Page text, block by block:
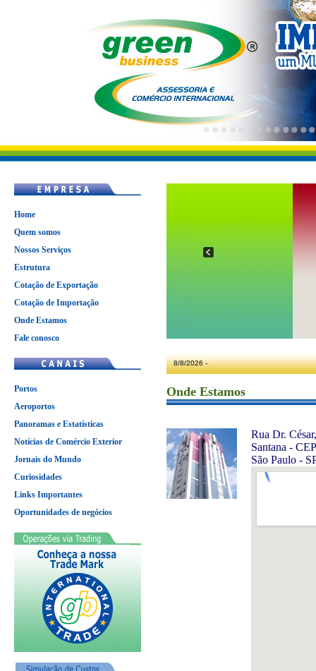
8/8/2026 -
Onde Estamos
Rua Dr.
Santana -
São Paulo -
Home
Quem somos
Nossos Serviços
Estrutura
Cotação de Exportação
Cotação de Importação
Onde Estamos
Fale conosco
Portos
Aeroportos
Panoramas e Estatísticas
Notícias de Comércio Exterior
Jornais do Mundo
Curiosidades
Links Importantes
Oportunidades de negócios